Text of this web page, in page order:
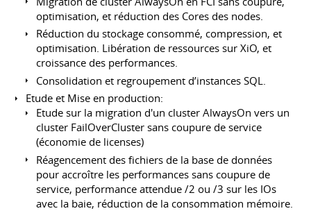
optimisation, et réduction des Cores des nodes.
Réduction du stockage consommé, compression, et
optimisation. Libération de ressources sur XiO, et
croissance des performances.
Consolidation et regroupement d’instances SQL.
Etude et Mise en production:
Etude sur la migration d'un cluster AlwaysOn vers un
cluster FailOverCluster sans coupure de service
(économie de licenses)
Réagencement des fichiers de la base de données
pour accroître les performances sans coupure de
service, performance attendue /2 ou /3 sur les IOs
avec la baie, réduction de la consommation mémoire.